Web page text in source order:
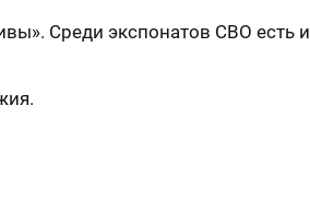
Среди экспонатов СВО есть и